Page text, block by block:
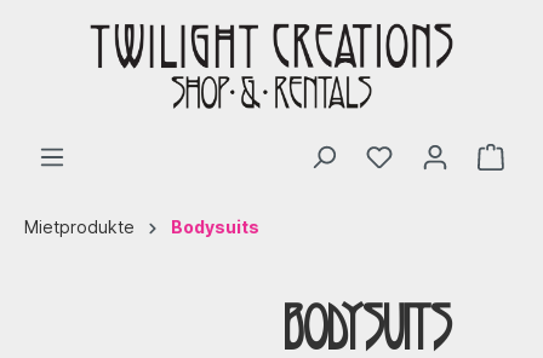
Mietprodukte Bodysuits
Bodysuits